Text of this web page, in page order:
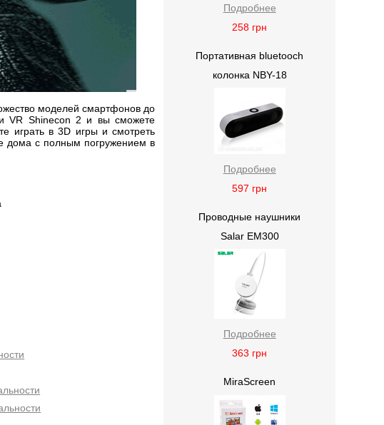
моделей смартфонов до
VR Shinecon 2 и вы сможете
играть в 3D игры и смотреть
дома с полным погружением в
Подробнее
258 грн
Портативная bluetooch
колонка NBY-18
Подробнее
597 грн
Проводные наушники
Salar EM300
Подробнее
363 грн
MiraScreen